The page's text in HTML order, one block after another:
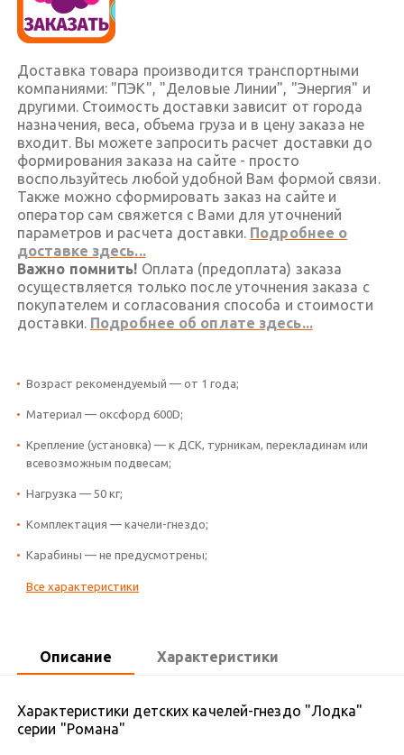
Доставка товара производится транспортными
компаниями: "ПЭК", "Деловые Линии", "Энергия" и
другими. Стоимость доставки зависит от города
назначения, веса, объема груза и в цену заказа не
входит. Вы можете запросить расчет доставки до
формирования заказа на сайте - просто
воспользуйтесь любой удобной Вам формой связи.
Также можно сформировать заказ на сайте и
оператор сам свяжется с Вами для уточнений
параметров и расчета доставки. Подробнее о
доставке здесь...
Важно помнить! Оплата (предоплата) заказа
осуществляется только после уточнения заказа с
покупателем и согласования способа и стоимости
доставки. Подробнее об оплате здесь...
Возраст рекомендуемый — от 1 года;
Материал — оксфорд 600D;
Крепление (установка) — к ДСК, турникам, перекладинам или
всевозможным подвесам;
Нагрузка — 50 кг;
Комплектация — качели-гнездо;
Карабины — не предусмотрены;
Все характеристики
Описание Характеристики
Характеристики детских качелей-гнездо "Лодка"
серии "Романа"